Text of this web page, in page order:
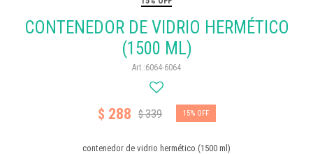
CONTENEDOR DE VIDRIO HERMÉTICO
(1500 ML)
6064-6064
$ 288 $339 15
contenedor de vidrio hermético (1500 ml)